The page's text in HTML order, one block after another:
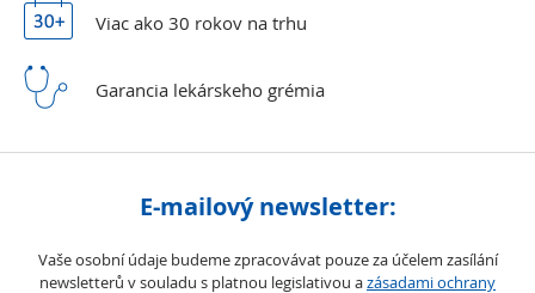
Viac ako 30 rokov na trhu
Garancia lekárskeho grémia
E-mailový newsletter:
Vaše osobní údaje budeme zpracovávat pouze za účelem zasílání
newsletterů v souladu s platnou legislativou azásadami ochrany